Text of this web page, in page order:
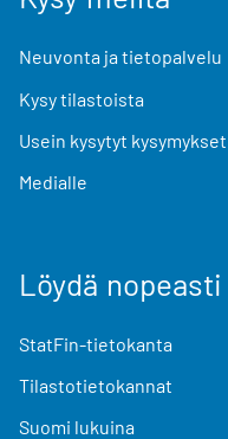
Neuvonta ja tietopalvelu
Kysy tilastoista
Usein kysytyt kysymykset
Medialle
Löydä nopeasti
StatFin-tietokanta
Tilastotietokannat
Suomi lukuina